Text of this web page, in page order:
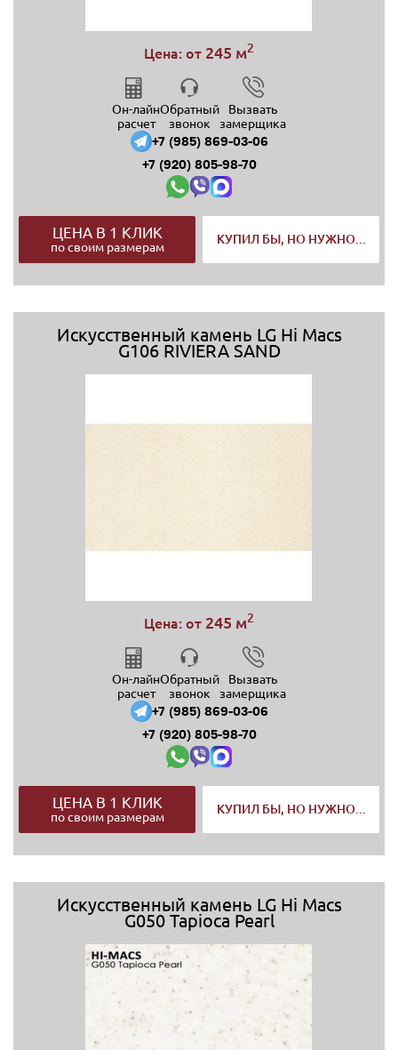
Цена: от 245 м2
Он-лайн
расчет
Обратный
звонок
Вызвать
замерщика
+7 (985) 869-03-06
+7 (920) 805-98-70
ЦЕНА В 1 КЛИК
по своим размерам
КУПИЛ БЫ, НО НУЖНО...
Искусственный камень LG Hi Macs
G106 RIVIERA SAND
Цена: от 245 м2
Он-лайн
расчет
Обратный
звонок
Вызвать
замерщика
+7 (985) 869-03-06
+7 (920) 805-98-70
ЦЕНА В 1 КЛИК
по своим размерам
КУПИЛ БЫ, НО НУЖНО...
Искусственный камень LG Hi Macs
G050 Tapioca Pearl